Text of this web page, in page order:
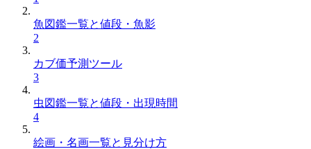
魚図鑑一覧と値段・魚影
2
カブ価予測ツール
3
虫図鑑一覧と値段・出現時間
4
絵画・名画一覧と見分け方